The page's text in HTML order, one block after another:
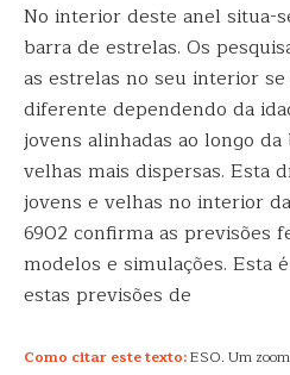
No interior deste anel situa-
barra de estrelas. Os
as estrelas no seu interior
diferente dependendo da
jovens alinhadas ao longo
velhas mais dispersas. Esta
jovens e velhas no interior
6902 confirma as previsões
modelos e simulações. Esta
estas previsões de
Como citar este texto:ESO. Um